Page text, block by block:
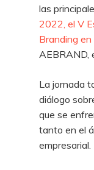
las
2022, el V
Branding en
AEBRAND,
La jornada
diálogo
que se
tanto en el
empresarial.